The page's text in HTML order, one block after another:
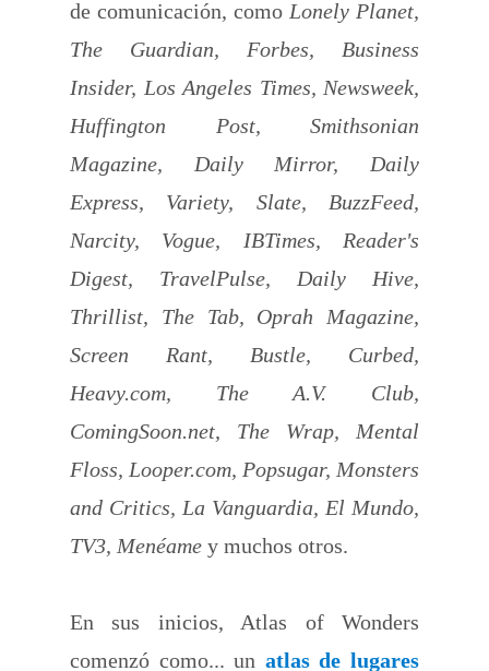
de comunicación, como Lonely Planet,
The Guardian, Forbes, Business
Insider, Los Angeles Times, Newsweek,
Huffington Post, Smithsonian
Magazine, Daily Mirror, Daily
Express, Variety, Slate, BuzzFeed,
Narcity, Vogue, IBTimes, Reader's
Digest, TravelPulse, Daily Hive,
Thrillist, The Tab, Oprah Magazine,
Screen Rant, Bustle, Curbed,
Heavy.com, The A.V. Club,
ComingSoon.net, The Wrap, Mental
Floss, Looper.com, Popsugar, Monsters
and Critics, La Vanguardia, El Mundo,
TV3, Menéame y muchos otros.
En sus inicios, Atlas of Wonders
comenzó como... un atlas de lugares